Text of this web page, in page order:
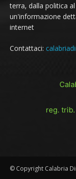
terra, dalla politica
un'informazione
internet
Contattaci:
reg. trib.
© Copyright Calabria